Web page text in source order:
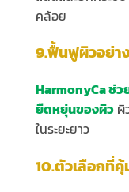
คล้อย
9.ฟื้นฟูผิวอย่า
HarmonyCa ช่ว
ยืดหยุ่นของผิว ผิ
ในระยะยาว
10.ตัวเลือกที่คุ้